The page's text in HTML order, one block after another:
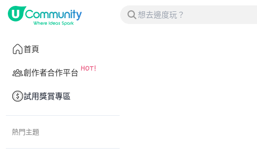
首頁
創作者合作平台
試用獎賞專區
熱門主題